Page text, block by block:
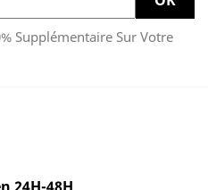
Supplémentaire Sur Votre